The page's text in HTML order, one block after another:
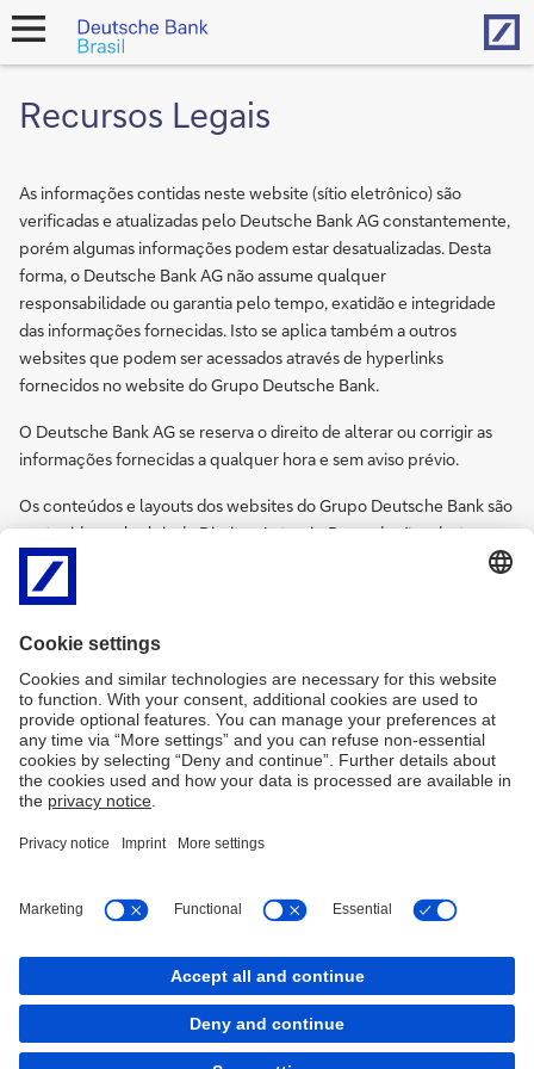
open
navigation
Recursos Legais
As informações contidas neste website (sítio eletrônico) são
verificadas e atualizadas pelo Deutsche Bank AG constantemente,
porém algumas informações podem estar desatualizadas. Desta
forma, o Deutsche Bank AG não assume qualquer
responsabilidade ou garantia pelo tempo, exatidão e integridade
das informações fornecidas. Isto se aplica também a outros
websites que podem ser acessados através de hyperlinks
fornecidos no website do Grupo Deutsche Bank.
O Deutsche Bank AG se reserva o direito de alterar ou corrigir as
informações fornecidas a qualquer hora e sem aviso prévio.
Os conteúdos e layouts dos websites do Grupo Deutsche Bank são
protegidos pelas leis de Direitos Autorais. Reproduções destes
conteúdos, em particular o uso de textos (tanto integral quanto
parcial), figuras ou gráficos, requerem a aprovação prévia do
Para mais informações sobre o Deutsche Bank S.A. – Banco
Alemão, contate:
E-mail: faleconosco.deutsche@db.com
Telefone: + 55 11 2113-5000
Endereço: Av. Brigadeiro Faria Lima, 3.900 - 13° andar, São Paulo/
Canal de Denúncia Informação legal
Recursos Legais
Cookies
back to top
Copyright © 2026 Deutsche Bank AG, Frankfurt am